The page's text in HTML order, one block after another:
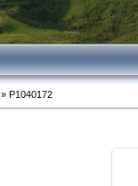
» P1040172